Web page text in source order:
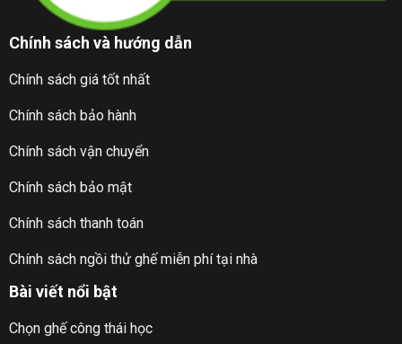
Chính sách và hướng dẫn
Chính sách giá tốt nhất
Chính sách bảo hành
Chính sách vận chuyển
Chính sách bảo mật
Chính sách thanh toán
Chính sách ngồi thử ghế miễn phí tại nhà
Bài viết nổi bật
Chọn ghế công thái học